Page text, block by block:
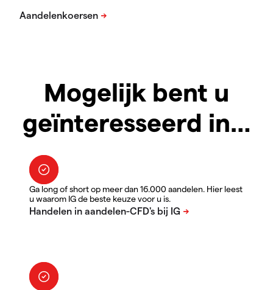
Mogelijk bent u
geïnteresseerd in…
Ga long of short op meer dan 16.000 aandelen. Hier leest
u waarom IG de beste keuze voor u is.